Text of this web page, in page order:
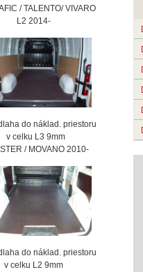
/ TALENTO/ VIVARO
2014-
do náklad. priestoru
L3 9mm
/ MOVANO 2010-
do náklad. priestoru
L2 9mm